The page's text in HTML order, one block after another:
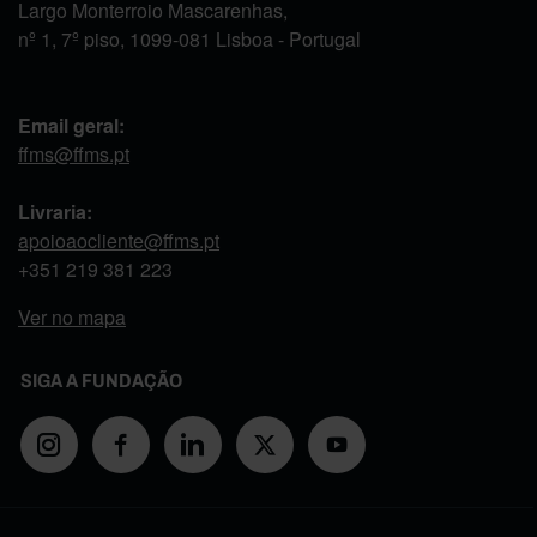
Largo Monterroio Mascarenhas,
nº 1, 7º piso, 1099-081 Lisboa - Portugal
Email geral:
ffms@ffms.pt
Livraria:
apoioaocliente@ffms.pt
+351 219 381 223
Ver no mapa
SIGA A FUNDAÇÃO